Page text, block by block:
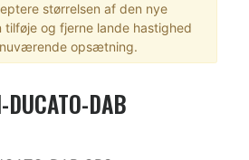
størrelsen af den nye
og fjerne lande hastighed
opsætning.
DUCATO-DAB